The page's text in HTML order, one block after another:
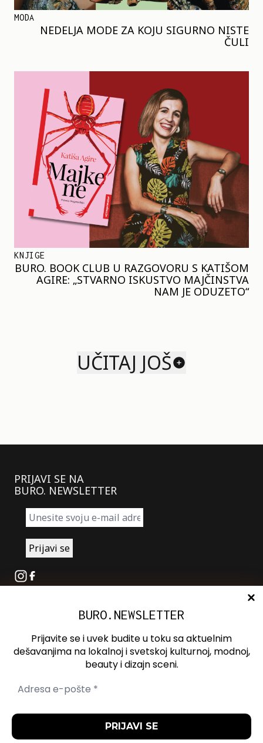
MODA
NEDELJA MODE ZA KOJU SIGURNO NISTE
ČULI
KNJIGE
BURO. BOOK CLUB U RAZGOVORU S KATIŠOM
AGIRE: „STVARNO ISKUSTVO MAJČINSTVA
NAM JE ODUZETO“
UČITAJ JOŠ
PRIJAVI SE NA
BURO. NEWSLETTER
Instagram
Facebook
Oglašavanje
Kontakt
Spotify
BURO.NEWSLETTER
Prijavite se i uvek budite u toku sa aktuelnim
dešavanjima na lokalnoj i svetskoj kulturnoj, modnoj,
beauty i dizajn sceni.